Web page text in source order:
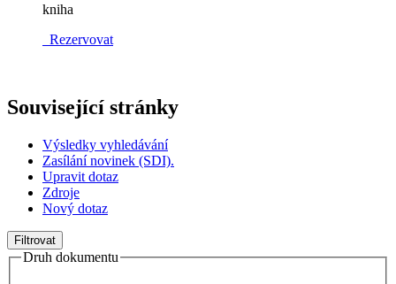
kniha
Rezervovat
Související stránky
Výsledky vyhledávání
Zasílání novinek (SDI).
Upravit dotaz
Zdroje
Nový dotaz
Filtrovat
Druh dokumentu